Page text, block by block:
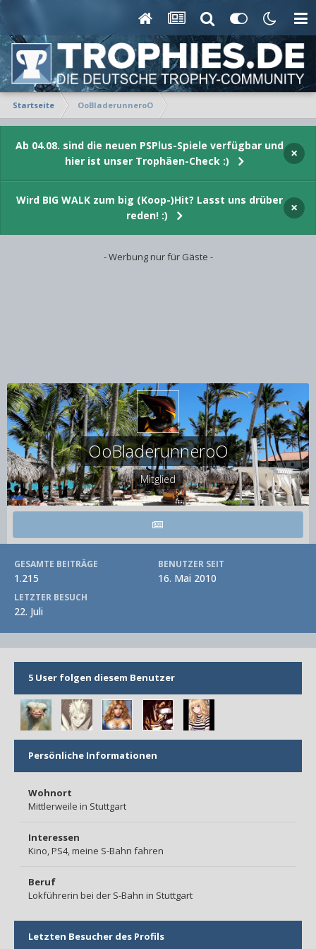
Startseite OoBladerunneroO
Ab 04.08. sind die neuen PSPlus-Spiele verfügbar und
hier ist unser Trophäen-Check :)
×
Wird BIG WALK zum big (Koop-)Hit? Lasst uns drüber
reden! :)
×
- Werbung nur für Gäste -
OoBladerunneroO
Mitglied
GESAMTE BEITRÄGE
1.215
BENUTZER SEIT
16. Mai 2010
LETZTER BESUCH
22. Juli
5 User folgen diesem Benutzer
Persönliche Informationen
Wohnort
Mittlerweile in Stuttgart
Interessen
Kino, PS4, meine S-Bahn fahren
Beruf
Lokführerin bei der S-Bahn in Stuttgart
Letzten Besucher des Profils